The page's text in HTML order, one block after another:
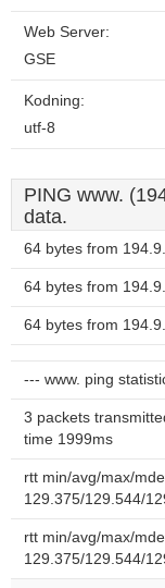
Web Server:
GSE
Kodning:
utf-8
PING www.
data.
64 bytes from
64 bytes from
64 bytes from
--- www. ping
3 packets
time 1999ms
rtt min/avg/max/
129.375/129.544/
rtt min/avg/max/
129.375/129.544/